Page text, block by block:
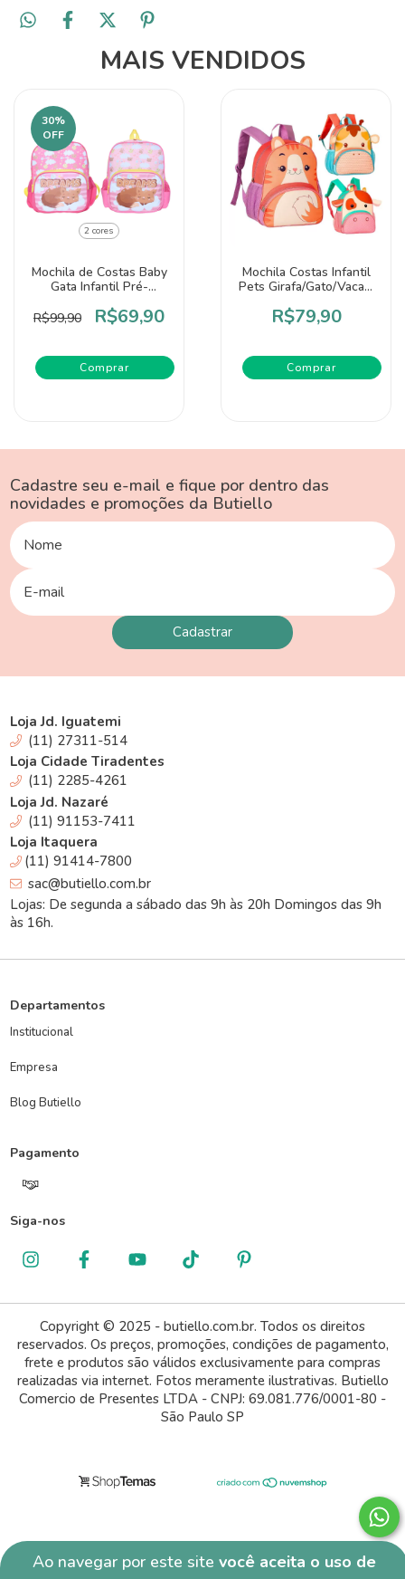
Ao navegar por este site você aceita o uso de
MAIS VENDIDOS
30%
OFF
2 cores
Mochila de Costas Baby
Gata Infantil Pré-
R$99,90
R$69,90
Comprar
Mochila Costas Infantil
Pets Girafa/Gato/Vaca -
R$79,90
Comprar
Cadastre seu e-mail e fique por dentro das
novidades e promoções da Butiello
Loja Jd. Iguatemi
(11) 27311-514
Loja Cidade Tiradentes
(11) 2285-4261
Loja Jd. Nazaré
(11) 91153-7411
Loja Itaquera
(11) 91414-7800
sac@butiello.com.br
Lojas: De segunda a sábado das 9h às 20h Domingos das 9h
às 16h.
Departamentos
Institucional
Empresa
Blog Butiello
Pagamento
Siga-nos
Copyright © 2025 - butiello.com.br. Todos os direitos
reservados. Os preços, promoções, condições de pagamento,
frete e produtos são válidos exclusivamente para compras
realizadas via internet. Fotos meramente ilustrativas. Butiello
Comercio de Presentes LTDA - CNPJ: 69.081.776/0001-80 -
São Paulo SP